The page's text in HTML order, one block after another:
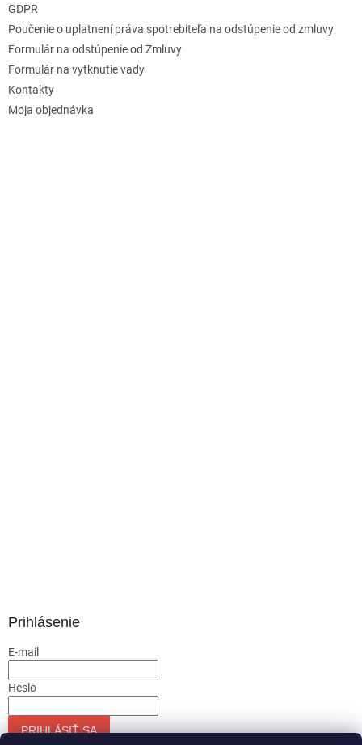
GDPR
Poučenie o uplatnení práva spotrebiteľa na odstúpenie od zmluvy
Formulár na odstúpenie od Zmluvy
Formulár na vytknutie vady
Kontakty
Moja objednávka
Prihlásenie
E-mail
Heslo
PRIHLÁSIŤ SA